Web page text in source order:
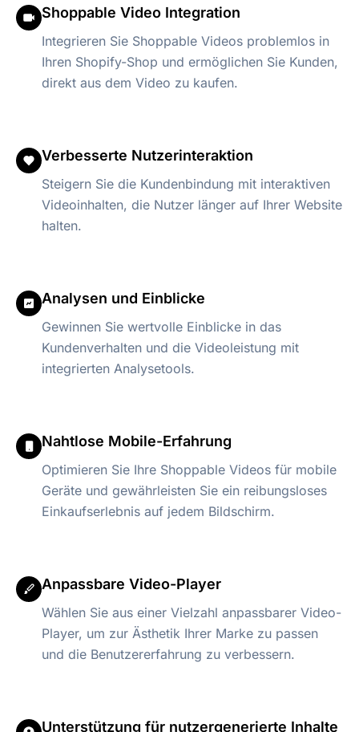
Shoppable Video Integration
Integrieren Sie Shoppable Videos problemlos in
Ihren Shopify-Shop und ermöglichen Sie Kunden,
direkt aus dem Video zu kaufen.
Verbesserte Nutzerinteraktion
Steigern Sie die Kundenbindung mit interaktiven
Videoinhalten, die Nutzer länger auf Ihrer Website
halten.
Analysen und Einblicke
Gewinnen Sie wertvolle Einblicke in das
Kundenverhalten und die Videoleistung mit
integrierten Analysetools.
Nahtlose Mobile-Erfahrung
Optimieren Sie Ihre Shoppable Videos für mobile
Geräte und gewährleisten Sie ein reibungsloses
Einkaufserlebnis auf jedem Bildschirm.
Anpassbare Video-Player
Wählen Sie aus einer Vielzahl anpassbarer Video-
Player, um zur Ästhetik Ihrer Marke zu passen
und die Benutzererfahrung zu verbessern.
Unterstützung für nutzergenerierte Inhalte